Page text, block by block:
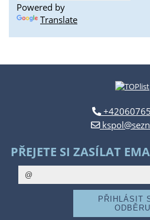
Powered by
Translate
PŘEJETE SI ZASÍLAT